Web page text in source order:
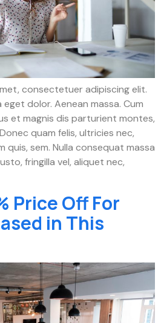
consectetuer adipiscing elit.
dolor. Aenean massa. Cum
et magnis dis parturient montes,
quam felis, ultricies nec,
quis, sem. Nulla consequat massa
fringilla vel, aliquet nec,
Price Off For
in This